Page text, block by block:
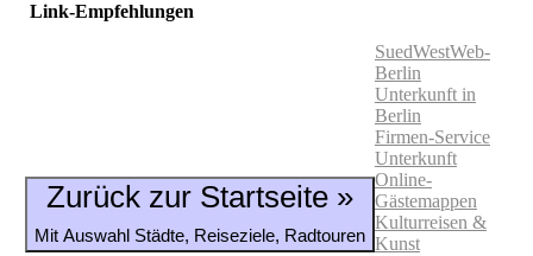
Zurück zur Startseite »
Mit Auswahl Städte, Reiseziele, Radtouren
Link-Empfehlungen
SuedWestWeb-
Berlin
Unterkunft in
Berlin
Firmen-Service
Unterkunft
Online-
Gästemappen
Kulturreisen &
Kunst